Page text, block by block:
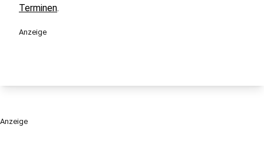
Terminen.
Anzeige
Anzeige